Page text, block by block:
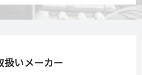
扱いメーカー